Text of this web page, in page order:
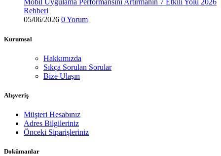
Mobil Uygulama Performansını Artırmanın 7 Etkili Yolu 2026
Rehberi
05/06/2026 0 Yorum
Kurumsal
Hakkımızda
Sıkça Sorulan Sorular
Bize Ulaşın
Alışveriş
Müşteri Hesabınız
Adres Bilgileriniz
Önceki Siparişleriniz
Dokümanlar